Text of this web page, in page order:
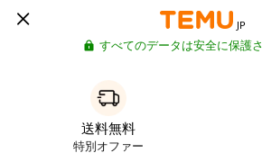
JP
すべてのデータは安全に保護
送料無料
特別オファー